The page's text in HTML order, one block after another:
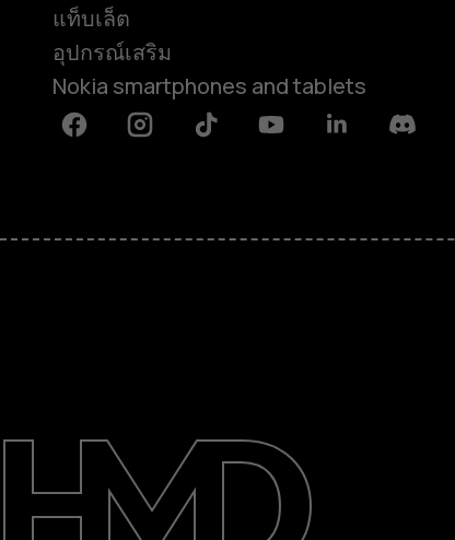
การสนับสนุน
Thailand
แท็บเล็ต
อุปกรณ์เสริม
Nokia smartphones and tablets
FacebookInstagramTiktok YoutubeLinkedinDiscord